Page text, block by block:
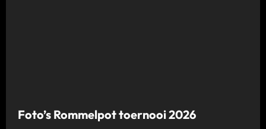
Foto’s Rommelpot toernooi 2026